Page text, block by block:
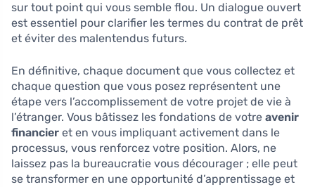
sur tout point qui vous semble flou. Un dialogue ouvert
est essentiel pour clarifier les termes du contrat de prêt
et éviter des malentendus futurs.
En définitive, chaque document que vous collectez et
chaque question que vous posez représentent une
étape vers l’accomplissement de votre projet de vie à
l’étranger. Vous bâtissez les fondations de votre avenir
financier et en vous impliquant activement dans le
processus, vous renforcez votre position. Alors, ne
laissez pas la bureaucratie vous décourager ; elle peut
se transformer en une opportunité d’apprentissage et